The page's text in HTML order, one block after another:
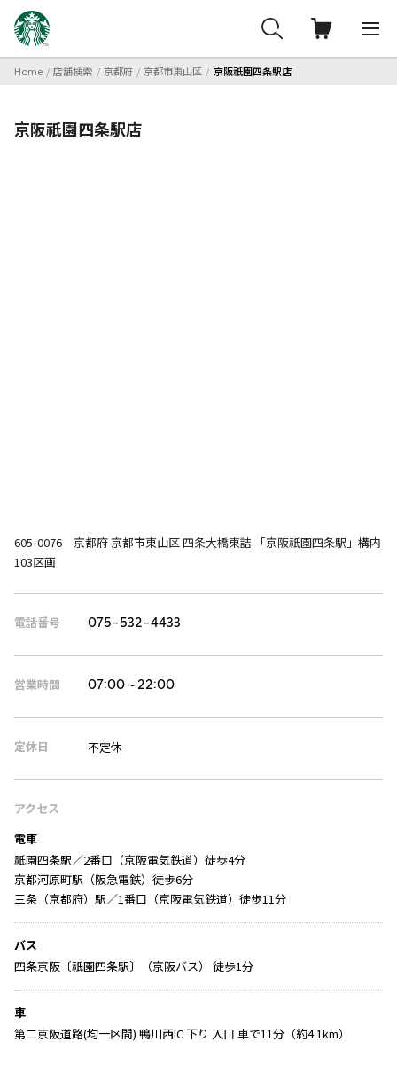
Home 店舗検索 京都府 京都市東山区 京阪祇園四条駅店
京阪祇園四条駅店
605-0076 京都府 京都市東山区 四条大橋東詰 「京阪祇園四条駅」構内
103区画
電話番号 075-532-4433
営業時間 07:00～22:00
定休日 不定休
アクセス
電車
祇園四条駅／2番口（京阪電気鉄道）徒歩4分
京都河原町駅（阪急電鉄）徒歩6分
三条（京都府）駅／1番口（京阪電気鉄道）徒歩11分
バス
四条京阪〔祇園四条駅〕（京阪バス） 徒歩1分
車
第二京阪道路(均一区間) 鴨川西IC 下り 入口 車で11分（約4.1km）